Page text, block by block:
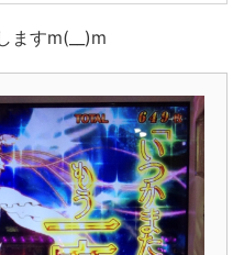
ますm(__)m